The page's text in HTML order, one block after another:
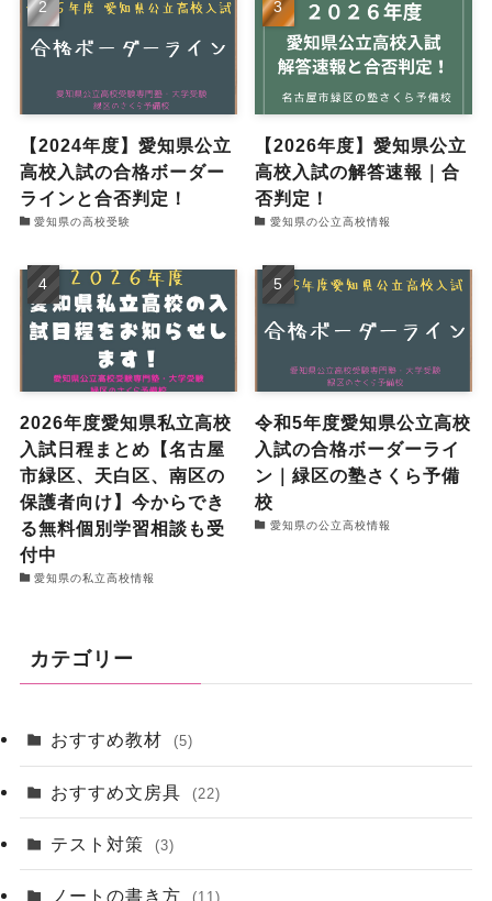
【2024年度】愛知県公立
高校入試の合格ボーダー
ラインと合否判定！
愛知県の高校受験
【2026年度】愛知県公立
高校入試の解答速報｜合
否判定！
愛知県の公立高校情報
2026年度愛知県私立高校
入試日程まとめ【名古屋
市緑区、天白区、南区の
保護者向け】今からでき
る無料個別学習相談も受
付中
愛知県の私立高校情報
令和5年度愛知県公立高校
入試の合格ボーダーライ
ン｜緑区の塾さくら予備
校
愛知県の公立高校情報
カテゴリー
おすすめ教材 (5)
おすすめ文房具 (22)
テスト対策 (3)
ノートの書き方 (11)